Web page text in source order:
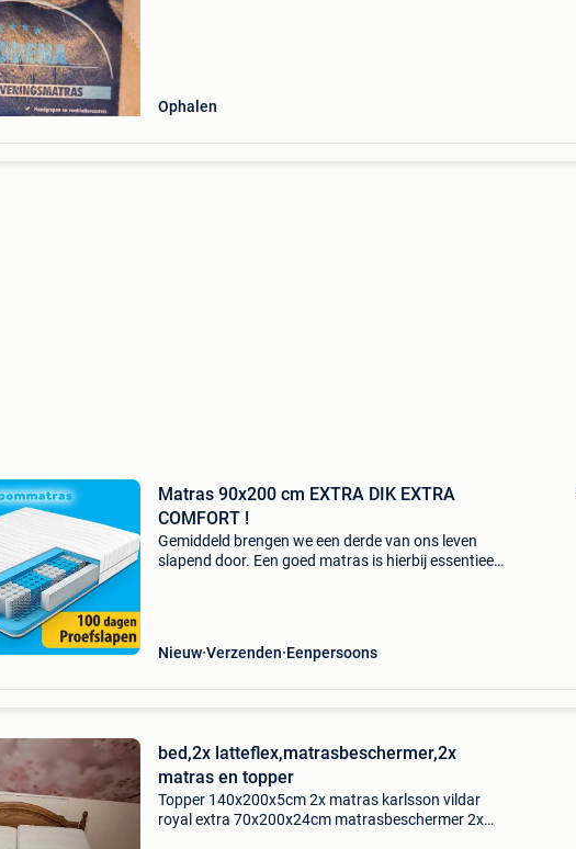
Ophalen
Matras 90x200 cm EXTRA DIK EXTRA
COMFORT !
Gemiddeld brengen we een derde van ons leven
slapend door. Een goed matras is hierbij essentieel
Nieuw Verzenden Eenpersoons
bed,2x latteflex,matrasbeschermer,2x
matras en topper
Topper 140x200x5cm 2x matras karlsson vildar
royal extra 70x200x24cm matrasbeschermer 2x